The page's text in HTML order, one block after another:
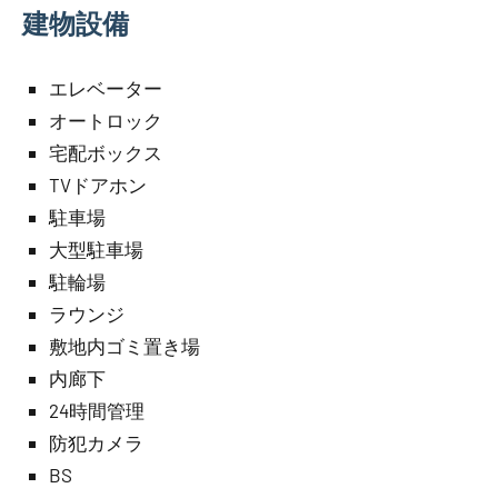
建物設備
エレベーター
オートロック
宅配ボックス
TVドアホン
駐車場
大型駐車場
駐輪場
ラウンジ
敷地内ゴミ置き場
内廊下
24時間管理
防犯カメラ
BS